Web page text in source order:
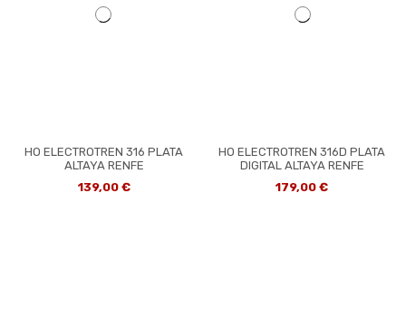
HO ELECTROTREN 316 PLATA
ALTAYA RENFE
139,00 €
HO ELECTROTREN 316D PLATA
DIGITAL ALTAYA RENFE
179,00 €